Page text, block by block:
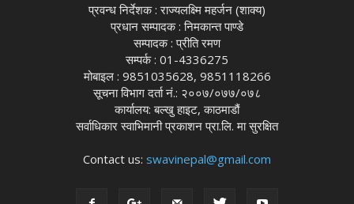
प्रवन्ध निर्देशक : राज्यलक्ष्मि महर्जन (शाक्य)
प्रधान सम्पादक : निमकान्त पाण्डे
सम्पादक : प्रीति रमण
सम्पर्क : 01-4336275
मोबाइल : 9851035628, 9851118266
सूचना विभाग दर्ता नं.: २००७/०७७/०७८
कार्यालय: बल्खु हाइट, काठमाडौं
सर्वाधिकार स्वाभिमानी प्रकाशन प्रा.लि. मा सुरक्षित
Contact us: swavinepal@gmail.com